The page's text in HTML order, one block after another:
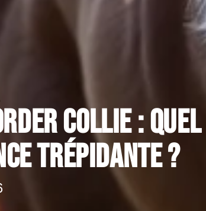
collie : quel
trépidante ?